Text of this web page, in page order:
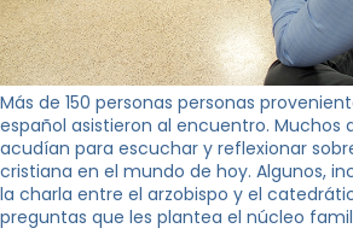
Más de 150 personas personas
español asistieron al encuentro. Muchos
acudían para escuchar y reflexionar
cristiana en el mundo de hoy. Algunos,
la charla entre el arzobispo y el
preguntas que les plantea el núcleo